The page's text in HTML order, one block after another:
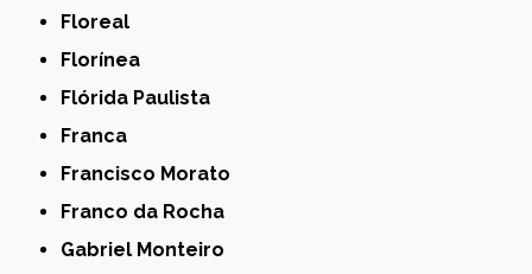
Floreal
Florínea
Flórida Paulista
Franca
Francisco Morato
Franco da Rocha
Gabriel Monteiro